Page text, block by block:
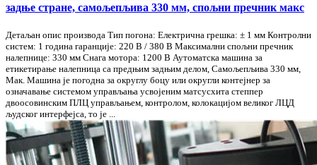
задње стране, самољепљива 330 мм, спољни пречник макс
Детаљан опис производа Тип погона: Електрична грешка: ± 1 мм Контролни
систем: 1 година гаранције: 220 В / 380 В Максимални спољни пречник
налепнице: 330 мм Снага мотора: 1200 В Аутоматска машина за
етикетирање налепница са предњим задњим делом, Самољепљива 330 мм,
Мак. Машина је погодна за округлу боцу или округли контејнер за
означавање системом управљања усвојеним матсусхита степпер
двоосовинским ПЛЦ управљањем, контролом, колокацијом великог ЛЦД
људског интерфејса, то је ...